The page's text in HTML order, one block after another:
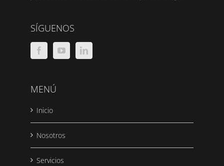
SÍGUENOS
MENÚ
Inicio
Nosotros
Servicios